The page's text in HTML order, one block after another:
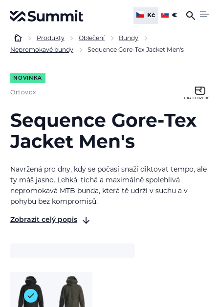
Kč €
Produkty Oblečení
Bundy
Nepromokavé bundy
Sequence Gore-Tex Jacket Men's
NOVINKA
Ortovox
Sequence Gore-Tex
Jacket Men's
Navržená pro dny, kdy se počasí snaží diktovat tempo, ale
ty máš jasno. Lehká, tichá a maximálně spolehlivá
nepromokavá MTB bunda, která tě udrží v suchu a v
pohybu bez kompromisů.
Zobrazit celý popis